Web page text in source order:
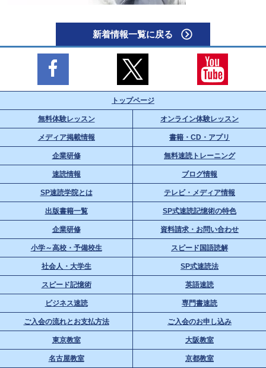
新着情報一覧に戻る
トップページ
無料体験レッスン オンライン体験レッスン
メディア掲載情報 書籍・CD・アプリ
企業研修 無料速読トレーニング
速読情報 ブログ情報
SP速読学院とは テレビ・メディア情報
出版書籍一覧 SP式速読記憶術の特色
企業研修 資料請求・お問い合わせ
小学～高校・予備校生 スピード国語読解
社会人・大学生 SP式速読法
スピード記憶術 英語速読
ビジネス速読 専門書速読
ご入会の流れとお支払方法 ご入会のお申し込み
東京教室 大阪教室
名古屋教室 京都教室